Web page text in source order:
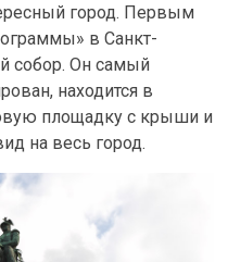
город. Первым
в Санкт-
собор. Он самый
находится в
площадку с крыши и
на весь город.